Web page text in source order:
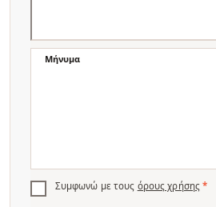
Μήνυμα
Συμφωνώ με τους όρους χρήσης *